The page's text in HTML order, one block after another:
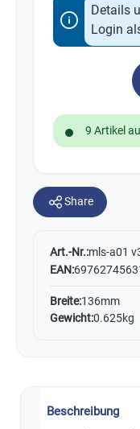
Details
Login
9 Artikel
Share
Art.-Nr.:mls-a01
EAN:
Breite:136mm
Gewicht:0.625kg
Beschreibung